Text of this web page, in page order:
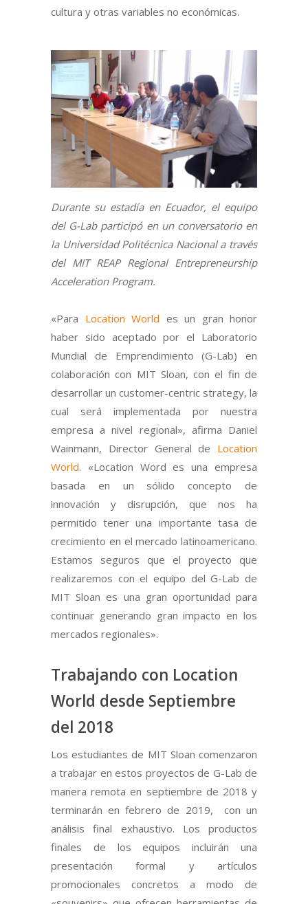
cultura y otras variables no económicas.
Durante su estadía en Ecuador, el equipo
del G-Lab participó en un conversatorio en
la Universidad Politécnica Nacional a través
del MIT REAP Regional Entrepreneurship
Acceleration Program.
«Para Location World es un gran honor
haber sido aceptado por el Laboratorio
Mundial de Emprendimiento (G-Lab) en
colaboración con MIT Sloan, con el fin de
desarrollar un customer-centric strategy, la
cual será implementada por nuestra
empresa a nivel regional», afirma Daniel
Wainmann, Director General de Location
World. «Location Word es una empresa
basada en un sólido concepto de
innovación y disrupción, que nos ha
permitido tener una importante tasa de
crecimiento en el mercado latinoamericano.
Estamos seguros que el proyecto que
realizaremos con el equipo del G-Lab de
MIT Sloan es una gran oportunidad para
continuar generando gran impacto en los
mercados regionales».
Trabajando con Location
World desde Septiembre
del 2018
Los estudiantes de MIT Sloan comenzaron
a trabajar en estos proyectos de G-Lab de
manera remota en septiembre de 2018 y
terminarán en febrero de 2019, con un
análisis final exhaustivo. Los productos
finales de los equipos incluirán una
presentación formal y artículos
promocionales concretos a modo de